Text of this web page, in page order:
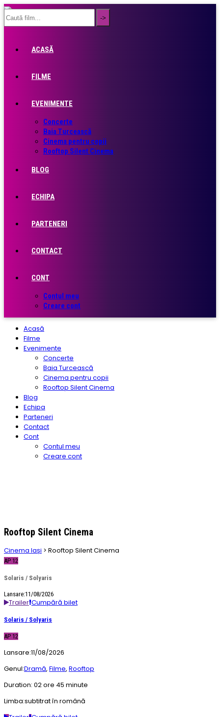
ACASĂ
FILME
EVENIMENTE
Concerte
Baia Turcească
Cinema pentru copii
Rooftop Silent Cinema
BLOG
ECHIPA
PARTENERI
CONTACT
CONT
Contul meu
Creare cont
Acasă
Filme
Evenimente
Concerte
Baia Turcească
Cinema pentru copii
Rooftop Silent Cinema
Blog
Echipa
Parteneri
Contact
Cont
Contul meu
Creare cont
Rooftop Silent Cinema
Cinema Iași > Rooftop Silent Cinema
AP 12
Solaris / Solyaris
Lansare:11/08/2026
Trailer Cumpără bilet
Solaris / Solyaris
AP 12
Lansare:11/08/2026
Genul:Dramă, Filme, Rooftop
Duration: 02 ore 45 minute
Limba:subtitrat în română